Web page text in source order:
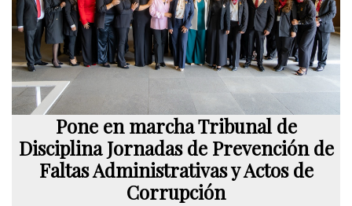
Pone en marcha Tribunal de
Disciplina Jornadas de Prevención de
Faltas Administrativas y Actos de
Corrupción